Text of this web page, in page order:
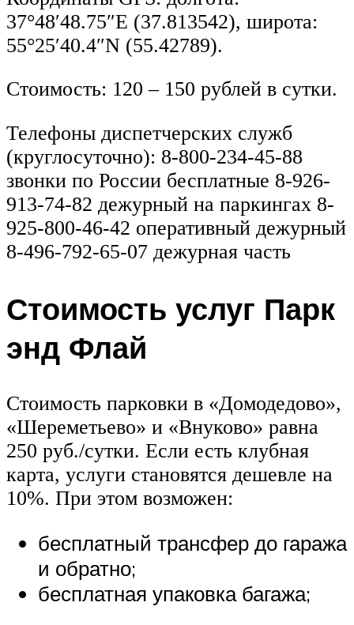
37°48′48.75″E (37.813542), широта:
55°25′40.4″N (55.42789).
Стоимость: 120 – 150 рублей в сутки.
Телефоны диспетчерских служб
(круглосуточно): 8-800-234-45-88
звонки по России бесплатные 8-926-
913-74-82 дежурный на паркингах 8-
925-800-46-42 оперативный дежурный
8-496-792-65-07 дежурная часть
Стоимость услуг Парк
энд Флай
Стоимость парковки в «Домодедово»,
«Шереметьево» и «Внуково» равна
250 руб./сутки. Если есть клубная
карта, услуги становятся дешевле на
10%. При этом возможен:
бесплатный трансфер до гаража
и обратно;
бесплатная упаковка багажа;